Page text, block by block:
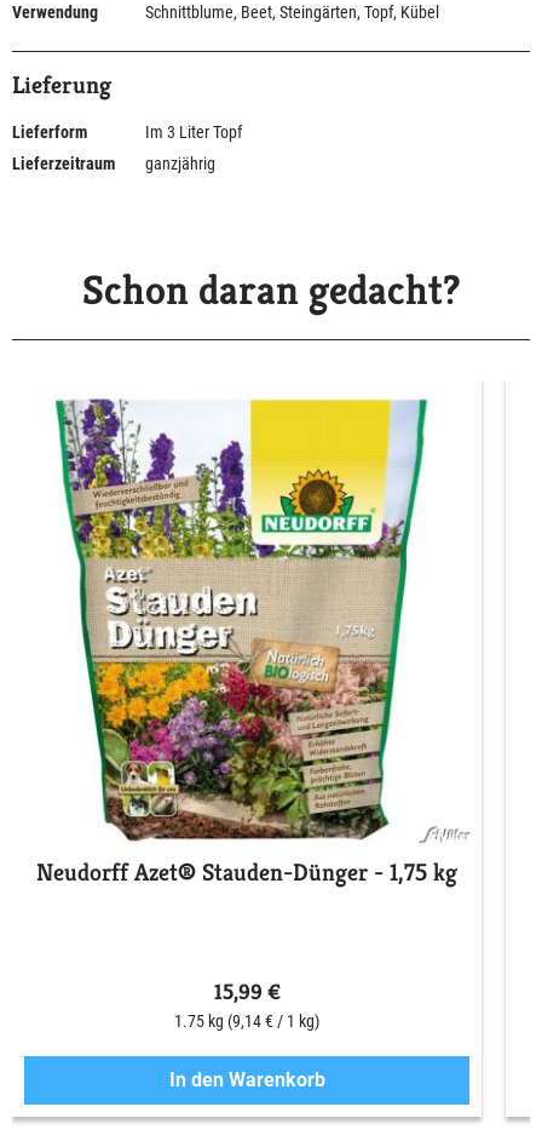
Verwendung
Schnittblume, Beet, Steingärten, Topf, Kübel
Lieferung
Lieferform
Im 3 Liter Topf
Lieferzeitraum
ganzjährig
Schon daran gedacht?
Neudorff Azet® Stauden-Dünger - 1,75 kg
15,99 €
1.75 kg (9,14 € / 1 kg)
In den Warenkorb